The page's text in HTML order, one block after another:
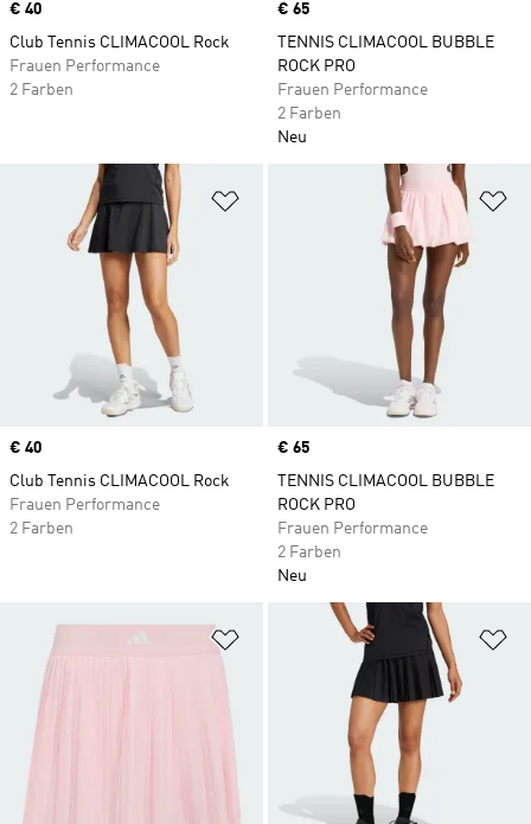
Price
€ 40
Club Tennis CLIMACOOL Rock
Frauen Performance
2 Farben
Price
€ 65
TENNIS CLIMACOOL BUBBLE
ROCK PRO
Frauen Performance
2 Farben
Neu
Zur Wunschliste hinzufügen
Price
€ 40
Club Tennis CLIMACOOL Rock
Frauen Performance
2 Farben
Price
€ 65
TENNIS CLIMACOOL BUBBLE
ROCK PRO
Frauen Performance
2 Farben
Neu
Zur Wunschliste hinzufügen